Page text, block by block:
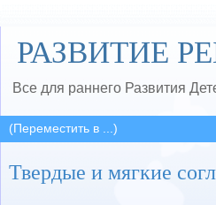
РАЗВИТИЕ
Все для раннего Развития
Твердые и мягкие